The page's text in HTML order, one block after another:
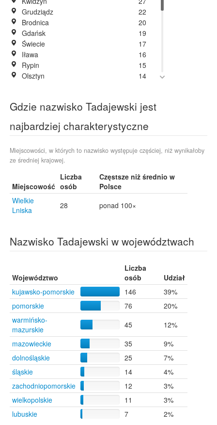
Grudziądz
22
Brodnica
20
Gdańsk
19
Świecie
17
Iława
16
Rypin
15
Olsztyn
14
Toruń
10
Gaj-Grzmięca
9
Głogów
8
Łeba
8
Pułtusk
8
Jamielnik
7
Poznań
Wielki Wełcz
Lipno
Mareza
6
6
Sztum
6
Bytom
Lisowice
5
Nowe Miasto Lubawskie
5
Białogard
Słupsk
Szczecin
Świnoujście
4
Wolsztyn
4
Ładnówko
Bielice
Kozy
1
Małe Lniska
1
Mszanowo
Gdzie nazwisko Tadajewski jest
najbardziej charakterystyczne
Miejscowości, w których to nazwisko występuje częściej, niż wynikałoby
ze średniej krajowej.
Miejscowość
Liczba
osób
Częstsze niż średnio w
Polsce
Wielkie
Lniska
28 ponad 100×
Nazwisko Tadajewski w województwach
Województwo
Liczba
osób
Udział
kujawsko-pomorskie
146
39%
pomorskie
76
20%
warmińsko-
mazurskie
45
12%
mazowieckie
35
9%
dolnośląskie
25
7%
śląskie
14
4%
zachodniopomorskie
12
3%
wielkopolskie
11
3%
lubuskie
7 2%